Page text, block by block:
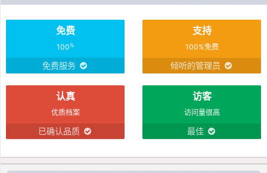
免费
100%
免费服务
支持
100%免费
倾听的管理员
认真
优质档案
已确认品质
访客
访问量很高
最佳